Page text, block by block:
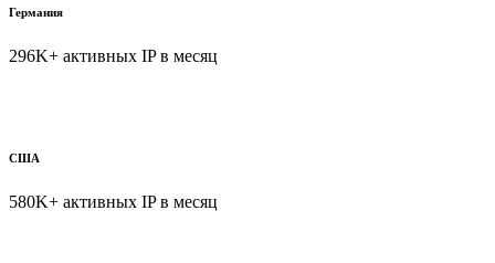
Германия
296K+ активных IP в месяц
США
580K+ активных IP в месяц